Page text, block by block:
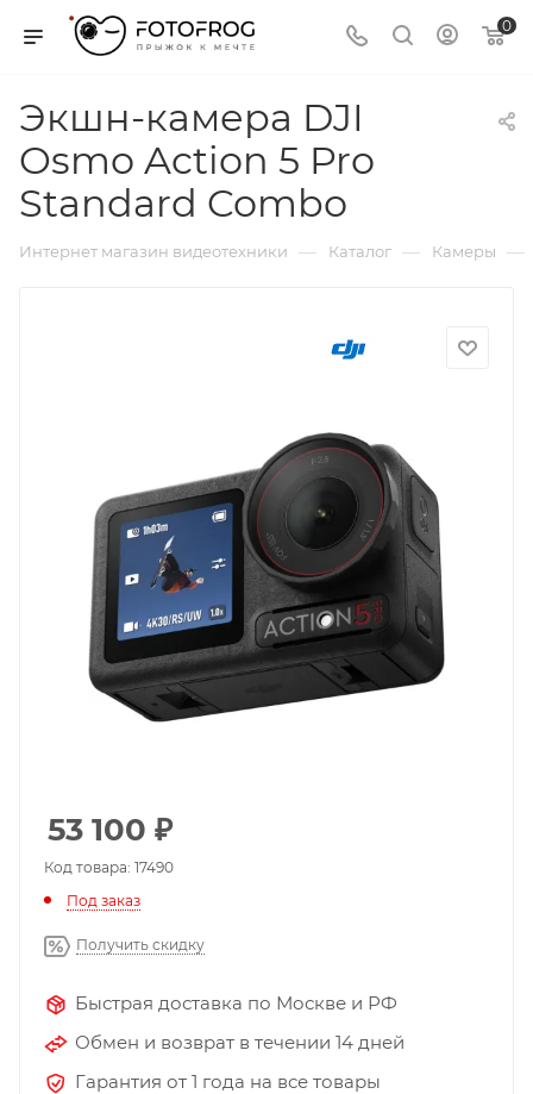
0
Экшн-камера DJI
Osmo Action 5 Pro
Standard Combo
Интернет магазин видеотехники — Каталог — Камеры —
53 100 ₽
Код товара: 17490
Под заказ
Получить скидку
Быстрая доставка по Москве и РФ
Обмен и возврат в течении 14 дней
Гарантия от 1 года на все товары